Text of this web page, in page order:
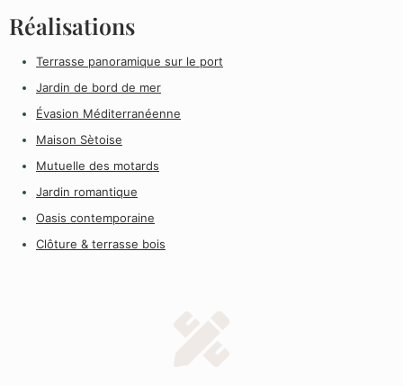
Réalisations
Terrasse panoramique sur le port
Jardin de bord de mer
Évasion Méditerranéenne
Maison Sètoise
Mutuelle des motards
Jardin romantique
Oasis contemporaine
Clôture & terrasse bois